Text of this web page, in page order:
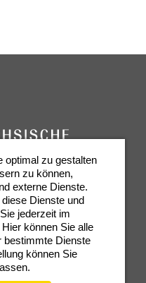
Kontakt
Semperoper
optimal zu gestalten
zu können,
externe Dienste.
Dienste und
jederzeit im
können Sie alle
bestimmte Dienste
können Sie